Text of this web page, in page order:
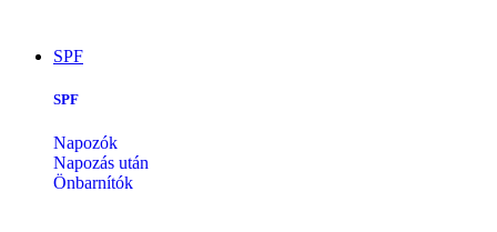
SPF
SPF
Napozók
Napozás után
Önbarnítók